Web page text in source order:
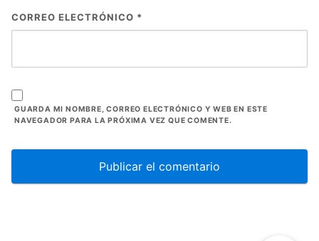
CORREO ELECTRÓNICO *
GUARDA MI NOMBRE, CORREO ELECTRÓNICO Y WEB EN ESTE
NAVEGADOR PARA LA PRÓXIMA VEZ QUE COMENTE.